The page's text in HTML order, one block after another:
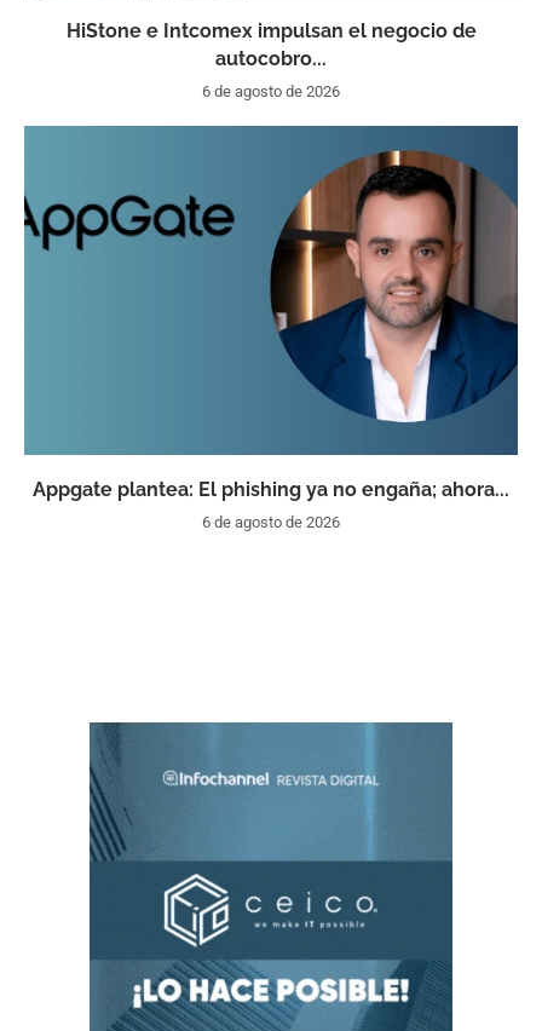
HiStone e Intcomex impulsan el negocio de
autocobro...
6 de agosto de 2026
Appgate plantea: El phishing ya no engaña; ahora...
6 de agosto de 2026